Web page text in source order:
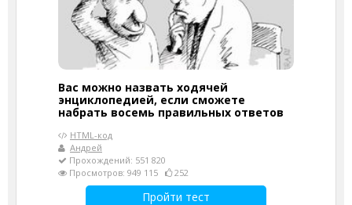
Вас можно назвать ходячей
энциклопедией, если сможете
набрать восемь правильных ответов
HTML-код
Андрей
Прохождений: 551 820
Просмотров: 949 115
252
Пройти тест